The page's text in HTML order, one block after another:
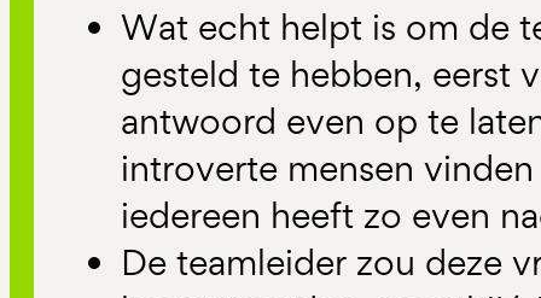
Wat echt helpt is om de
gesteld te hebben, eerst
antwoord even op te
introverte mensen
iedereen heeft zo even
De teamleider zou deze